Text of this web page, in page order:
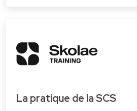
La pratique de la SCS